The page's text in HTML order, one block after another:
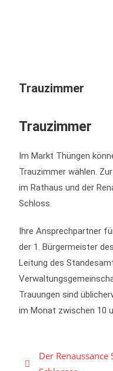
Trauzimmer
Trauzimmer
Im Markt Thüngen
Trauzimmer wählen.
im Rathaus und der
Schloss.
Ihre Ansprechpartner
der 1. Bürgermeister
Leitung des
Trauungen sind
im Monat zwischen 10
Der